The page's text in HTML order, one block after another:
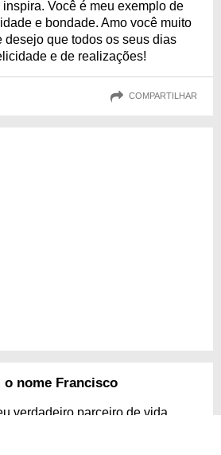
Você é meu exemplo de
e bondade. Amo você muito
desejo que todos os seus dias
e de realizações!
COMPARTILHAR
o nome Francisco
verdadeiro parceiro de vida,